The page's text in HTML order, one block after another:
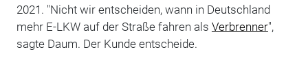
2021. "Nicht wir entscheiden, wann in Deutschland
mehr E-LKW auf der Straße fahren als Verbrenner",
sagte Daum. Der Kunde entscheide.